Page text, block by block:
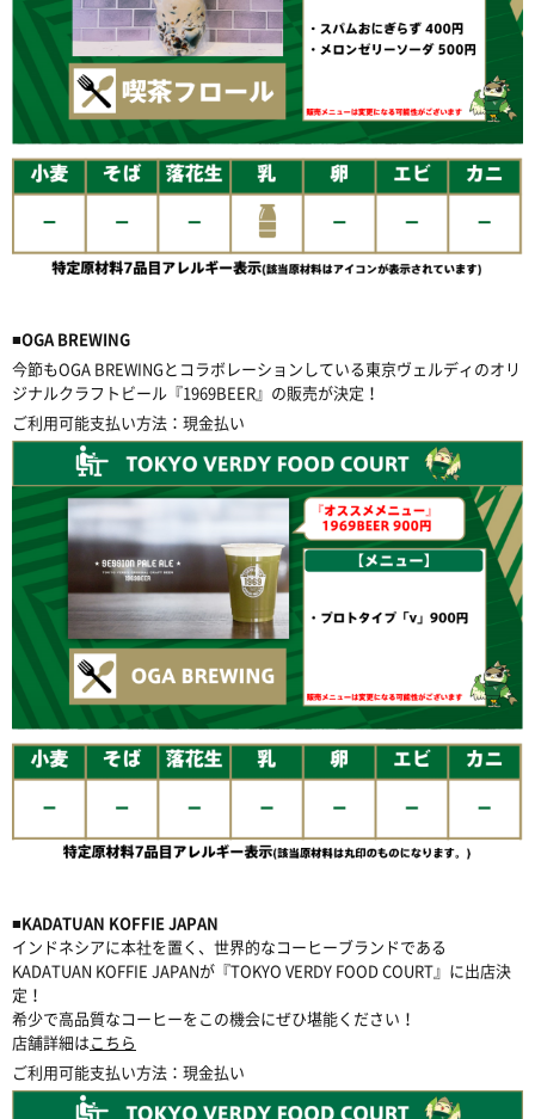
■OGA BREWING
今節もOGA BREWINGとコラボレーションしている東京ヴェルディのオリ
ジナルクラフトビール『1969BEER』の販売が決定！
ご利用可能支払い方法：現金払い
■KADATUAN KOFFIE JAPAN
インドネシアに本社を置く、世界的なコーヒーブランドである
KADATUAN KOFFIE JAPANが『TOKYO VERDY FOOD COURT』に出店決
定！
希少で高品質なコーヒーをこの機会にぜひ堪能ください！
店舗詳細はこちら
ご利用可能支払い方法：現金払い